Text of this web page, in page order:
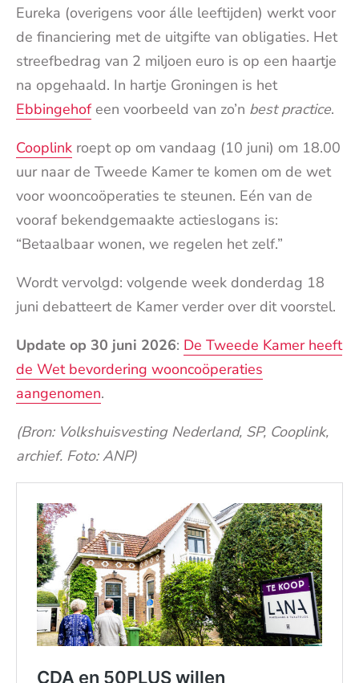
Eureka (overigens voor álle leeftijden) werkt voor
de financiering met de uitgifte van obligaties. Het
streefbedrag van 2 miljoen euro is op een haartje
na opgehaald. In hartje Groningen is het
Ebbingehofeen voorbeeld van zo’n best practice.
Cooplink roept op om vandaag (10 juni) om 18.00
uur naar de Tweede Kamer te komen om de wet
voor wooncoöperaties te steunen. Eén van de
vooraf bekendgemaakte actieslogans is:
“Betaalbaar wonen, we regelen het zelf.”
Wordt vervolgd: volgende week donderdag 18
juni debatteert de Kamer verder over dit voorstel.
Update op 30 juni 2026: De Tweede Kamer heeft
de Wet bevordering wooncoöperaties
aangenomen.
(Bron: Volkshuisvesting Nederland, SP, Cooplink,
archief. Foto: ANP)